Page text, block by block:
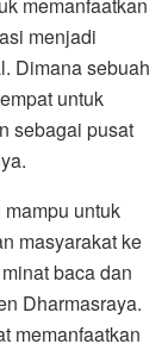
memanfaatkan
menjadi
Dimana sebuah
untuk
sebagai pusat
untuk
masyarakat ke
baca dan
Dharmasraya.
memanfaatkan